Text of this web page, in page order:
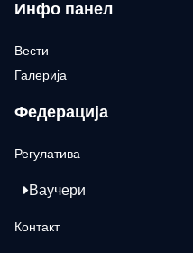
Инфо панел
Вести
Галерија
Федерација
Регулатива
Ваучери
Контакт